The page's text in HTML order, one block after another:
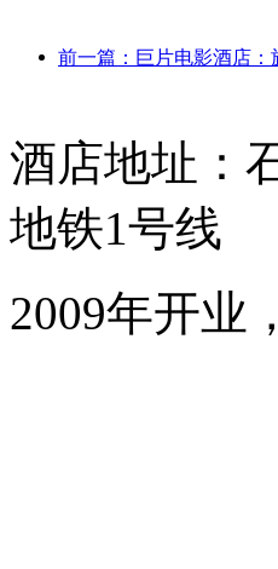
酒店地址：
地铁1号线
2009年开